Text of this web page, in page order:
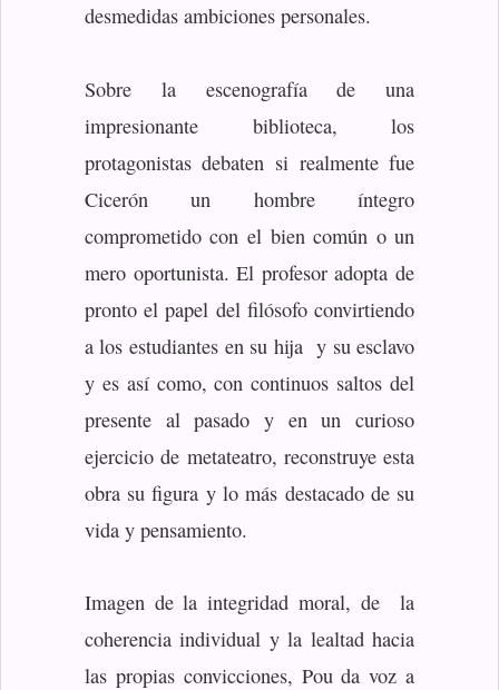
desmedidas ambiciones personales.
Sobre la escenografía de una
impresionante biblioteca, los
protagonistas debaten si realmente fue
Cicerón un hombre íntegro
comprometido con el bien común o un
mero oportunista. El profesor adopta de
pronto el papel del filósofo convirtiendo
a los estudiantes en su hija y su esclavo
y es así como, con continuos saltos del
presente al pasado y en un curioso
ejercicio de metateatro, reconstruye esta
obra su figura y lo más destacado de su
vida y pensamiento.
Imagen de la integridad moral, de la
coherencia individual y la lealtad hacia
las propias convicciones, Pou da voz a